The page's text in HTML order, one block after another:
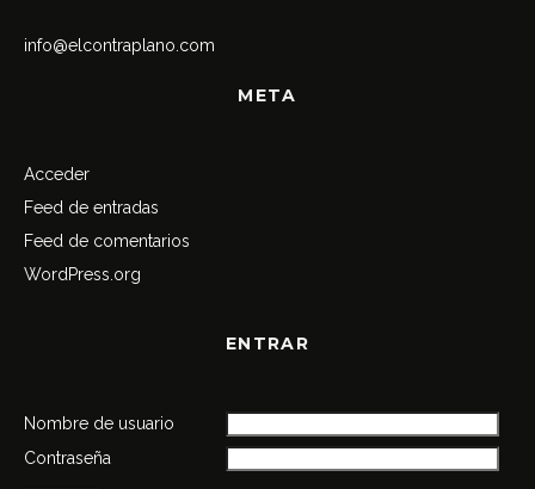
info@elcontraplano.com
META
Acceder
Feed de entradas
Feed de comentarios
WordPress.org
ENTRAR
Nombre de usuario
Contraseña